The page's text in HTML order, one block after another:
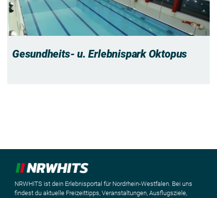
Gesundheits- u. Erlebnispark Oktopus
NRWHITS ist dein Erlebnisportal für Nordrhein-Westfalen. Bei uns
findest du aktuelle Freizeittipps, Veranstaltungen, Ausflugsziele,